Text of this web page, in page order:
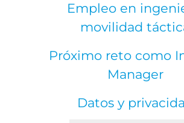
Empleo en
movilidad
Próximo reto como
Manager
Datos y